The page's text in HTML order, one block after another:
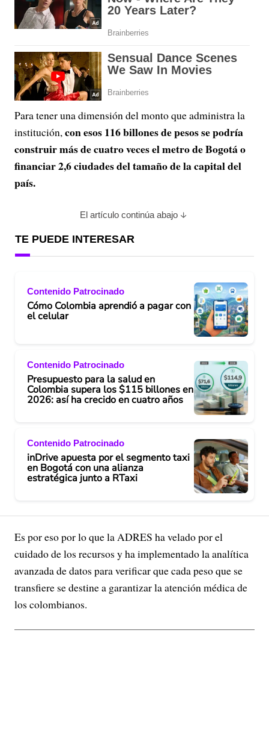
Para tener una dimensión del monto que administra la
institución,con esos 116 billones de pesos se podría
construir más de cuatro veces el metro de Bogotá o
financiar 2,6 ciudades del tamaño de la capital del
país.
El artículo continúa abajo
TE PUEDE INTERESAR
Contenido Patrocinado
Cómo Colombia aprendió a pagar con
el celular
Contenido Patrocinado
Presupuesto para la salud en
Colombia supera los $115 billones en
2026: así ha crecido en cuatro años
Contenido Patrocinado
inDrive apuesta por el segmento taxi
en Bogotá con una alianza
estratégica junto a RTaxi
Es por eso por lo que la ADRES ha velado por el
cuidado de los recursos y ha implementado la analítica
avanzada de datos para verificar que cada peso que se
transfiere se destine a garantizar la atención médica de
los colombianos.